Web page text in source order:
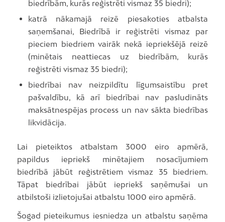
biedrībām, kurās reģistrēti vismaz 35 biedri);
katrā nākamajā reizē piesakoties atbalsta
saņemšanai, Biedrībā ir reģistrēti vismaz par
pieciem biedriem vairāk nekā iepriekšējā reizē
(minētais neattiecas uz biedrībām, kurās
reģistrēti vismaz 35 biedri);
biedrībai nav neizpildītu līgumsaistību pret
pašvaldību, kā arī biedrībai nav pasludināts
maksātnespējas process un nav sākta biedrības
likvidācija.
Lai pieteiktos atbalstam 3000 eiro apmērā,
papildus iepriekš minētajiem nosacījumiem
biedrībā jābūt reģistrētiem vismaz 35 biedriem.
Tāpat biedrībai jābūt iepriekš saņēmušai un
atbilstoši izlietojušai atbalstu 1000 eiro apmērā.
Šogad pieteikumus iesniedza un atbalstu saņēma